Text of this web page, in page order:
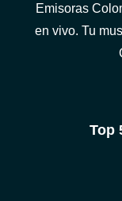
Emisoras
en vivo. Tu
Top